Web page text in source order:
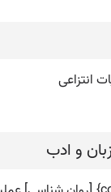
انتزاعی
و ادب